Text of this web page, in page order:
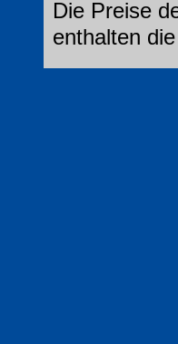
Die Preise
enthalten